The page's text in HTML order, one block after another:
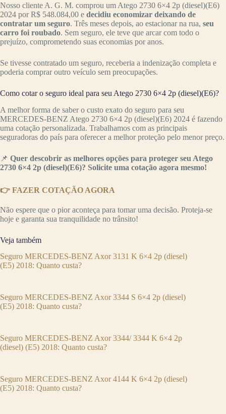
Nosso cliente A. G. M. comprou um Atego 2730 6×4 2p (diesel)(E6)
2024 por R$ 548.084,00 e decidiu economizar deixando de
contratar um seguro. Três meses depois, ao estacionar na rua, seu
carro foi roubado. Sem seguro, ele teve que arcar com todo o
prejuízo, comprometendo suas economias por anos.
Se tivesse contratado um seguro, receberia a indenização completa e
poderia comprar outro veículo sem preocupações.
Como cotar o seguro ideal para seu Atego 2730 6×4 2p (diesel)(E6)?
A melhor forma de saber o custo exato do seguro para seu
MERCEDES-BENZ Atego 2730 6×4 2p (diesel)(E6) 2024 é fazendo
uma cotação personalizada. Trabalhamos com as principais
seguradoras do país para oferecer a melhor proteção pelo menor preço.
📌 Quer descobrir as melhores opções para proteger seu Atego
2730 6×4 2p (diesel)(E6)? Solicite uma cotação agora mesmo!
👉 FAZER COTAÇÃO AGORA
Não espere que o pior aconteça para tomar uma decisão. Proteja-se
hoje e garanta sua tranquilidade no trânsito!
Veja também
Seguro MERCEDES-BENZ Axor 3131 K 6×4 2p (diesel)
(E5) 2018: Quanto custa?
Seguro MERCEDES-BENZ Axor 3344 S 6×4 2p (diesel)
(E5) 2018: Quanto custa?
Seguro MERCEDES-BENZ Axor 3344/ 3344 K 6×4 2p
(diesel) (E5) 2018: Quanto custa?
Seguro MERCEDES-BENZ Axor 4144 K 6×4 2p (diesel)
(E5) 2018: Quanto custa?